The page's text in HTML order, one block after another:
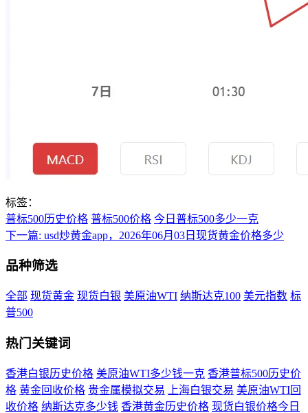
标签：
普标500历史价格 普标500价格 今日普标500多少一克
下一篇: usd炒黄金app，2026年06月03日现货黄金价格多少
品种筛选
全部 现货黄金 现货白银 美原油WTI 纳斯达克100 美元指数 标
普500
热门关键词
香港白银历史价格 美原油WTI多少钱一克 香港普标500历史价
格 黄金回收价格 贵金属模拟交易 上海白银交易 美原油WTI回
收价格 纳斯达克多少钱 香港黄金历史价格 现货白银价格今日